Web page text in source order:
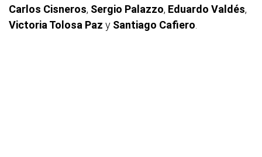
Carlos Cisneros, Sergio Palazzo, Eduardo Valdés,
Victoria Tolosa Paz y Santiago Cafiero